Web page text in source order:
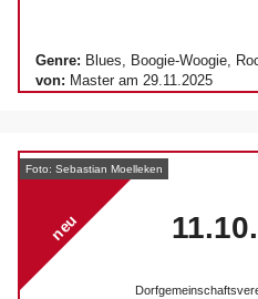
Genre: Blues, Boogie-Woogie,
von: Master am 29.11.2025
Foto: Sebastian Moelleken
neu